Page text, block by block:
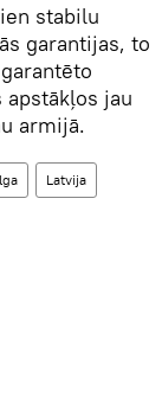
stabilu
garantijas, to
jau
armijā.
Latvija